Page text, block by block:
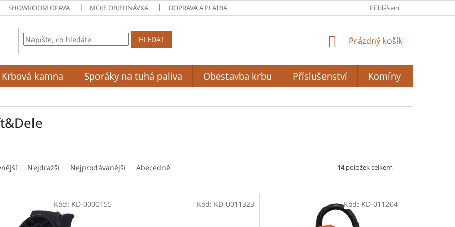
SHOWROOM OPAVA MOJE OBJEDNÁVKA DOPRAVA A PLATBA PODMÍNKY OCHRANY OSOBNÍCH ÚDAJŮ OBCHODNÍ
Přihlášení
HLEDAT
NÁKUPNÍ
Prázdný košík
Krbová kamna Sporáky na tuhá paliva Obestavba krbu Příslušenství Komíny
Nejdražší Nejprodávanější Abecedně 14položek celkem
Kód: KD-0000155 Kód: KD-0011323 Kód: KD-011204